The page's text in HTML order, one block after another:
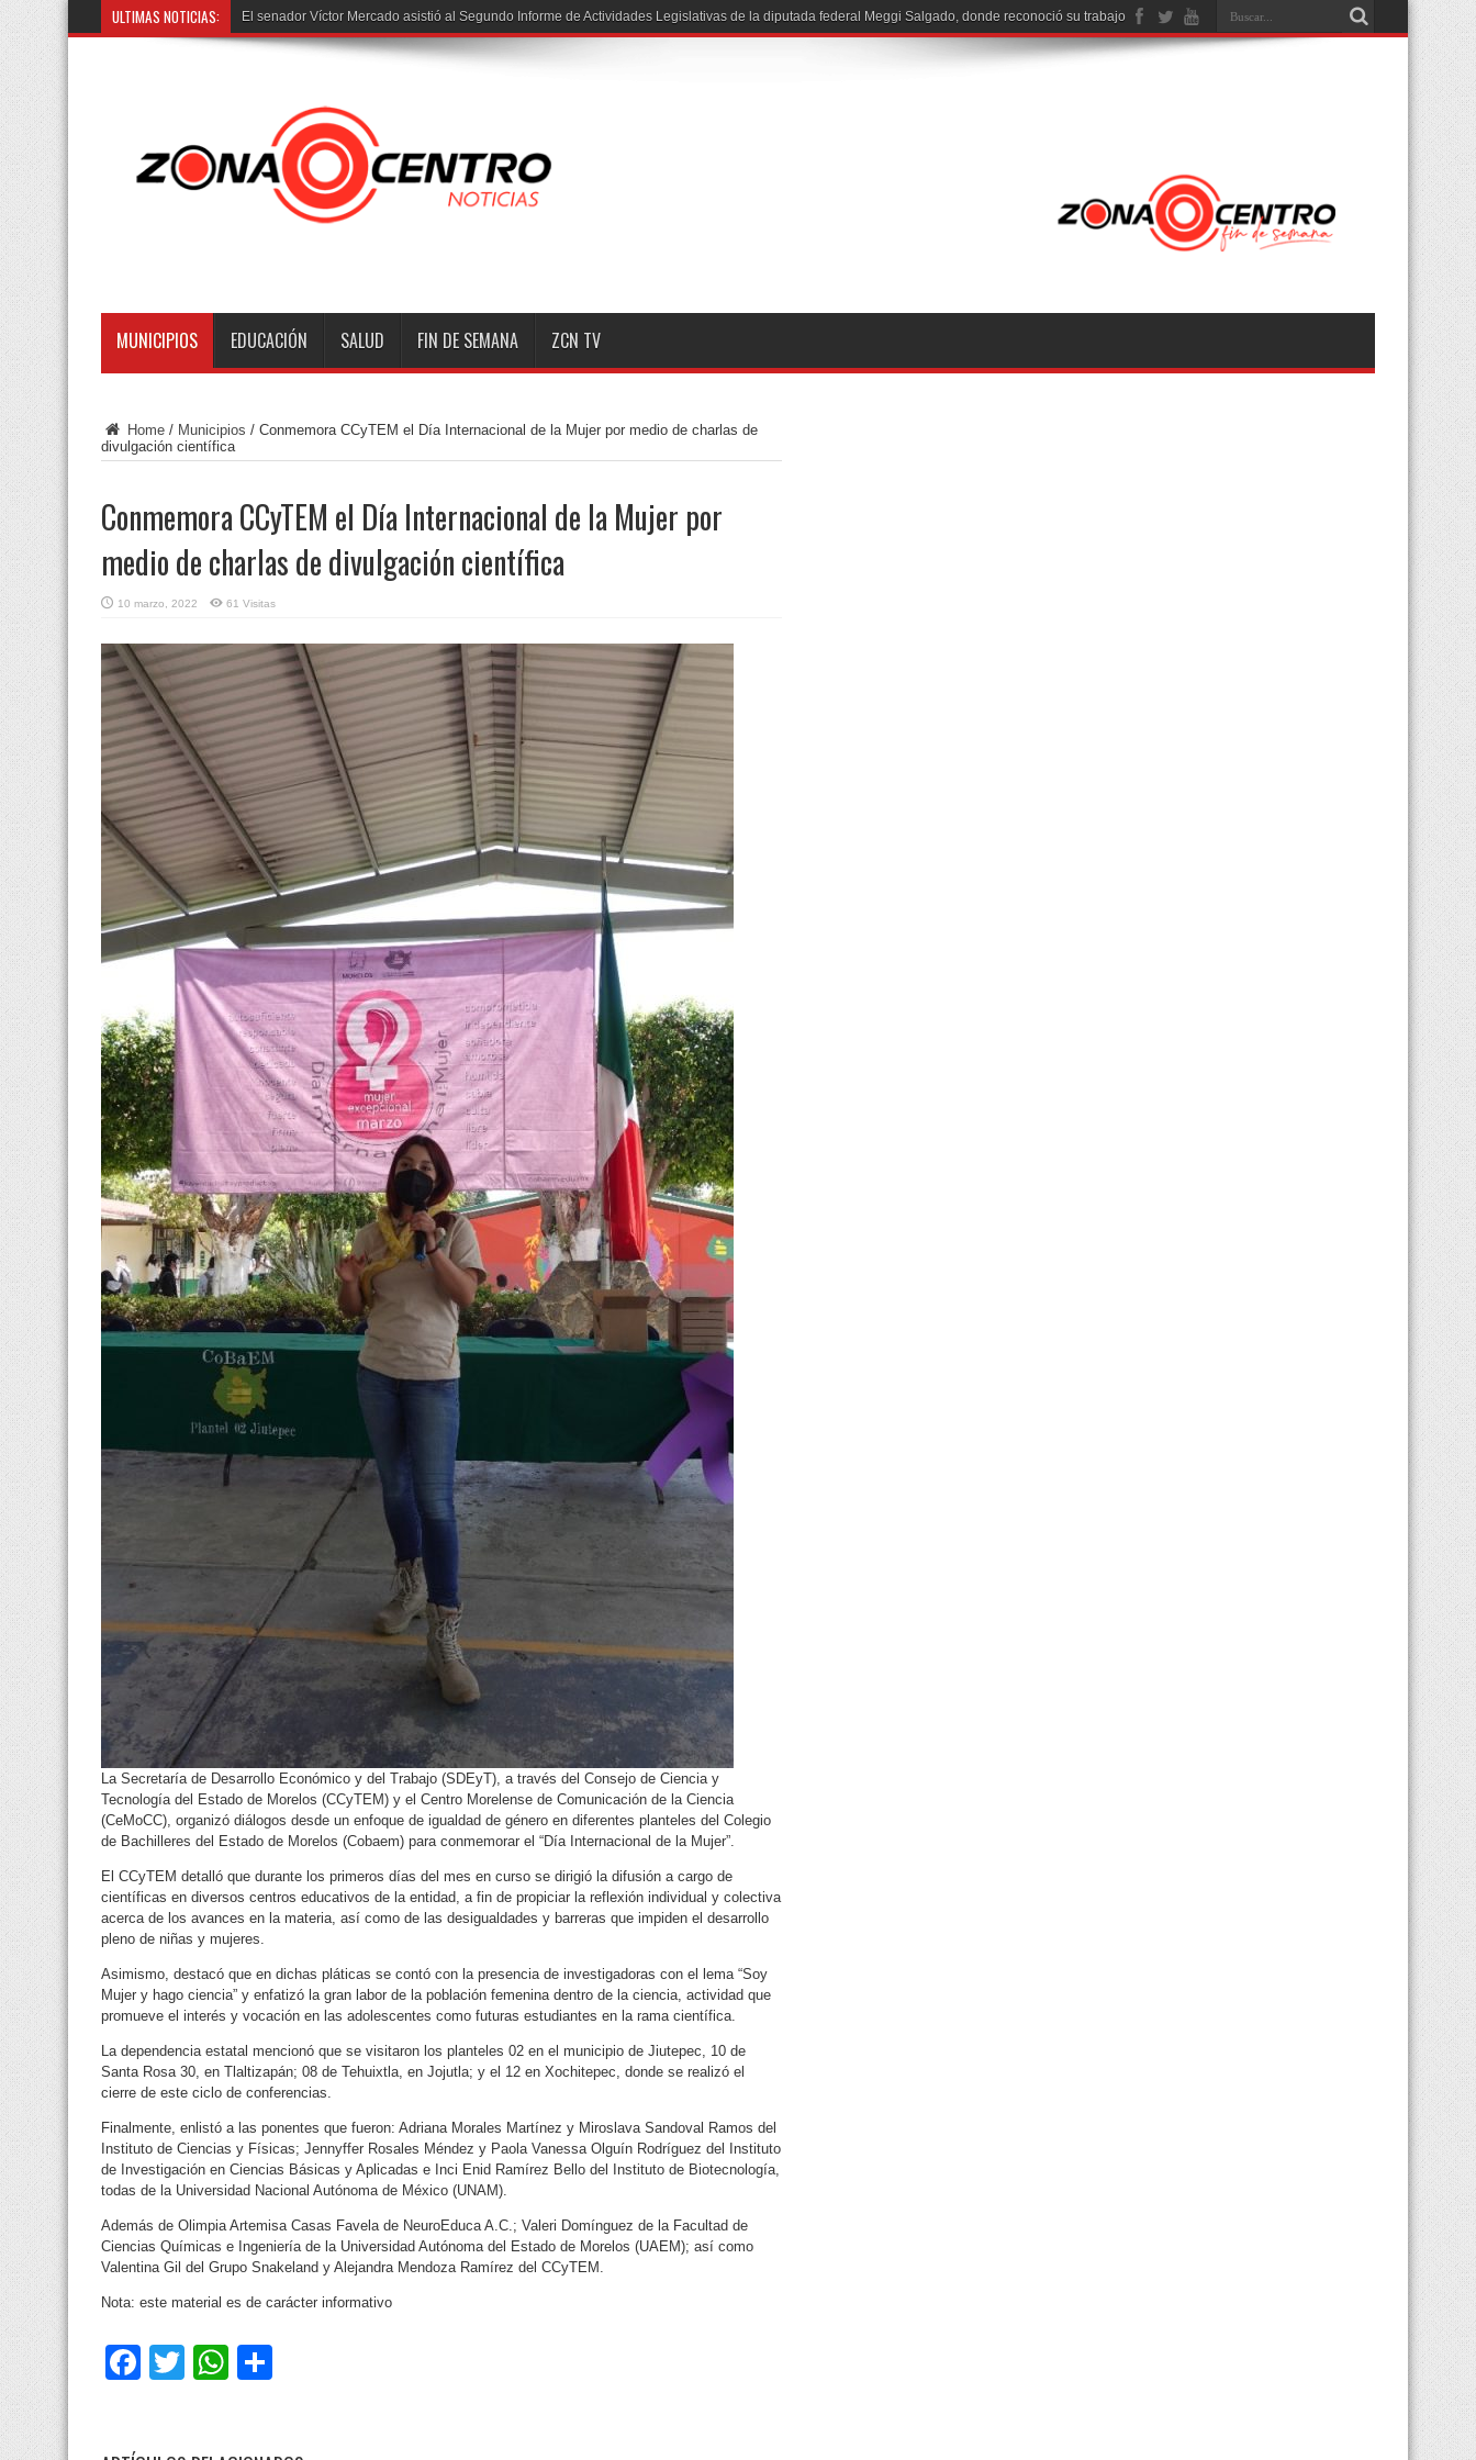
ULTIMAS NOTICIAS: Trasladan vía a
MUNICIPIOS EDUCACIÓN SALUD FIN DE SEMANA ZCN TV
Home / Municipios / Conmemora CCyTEM el Día Internacional de la Mujer por medio de charlas de
divulgación científica
Conmemora CCyTEM el Día Internacional de la Mujer por
medio de charlas de divulgación científica
10 marzo, 2022 61 Visitas
La Secretaría de Desarrollo Económico y del Trabajo (SDEyT), a través del Consejo de Ciencia y
Tecnología del Estado de Morelos (CCyTEM) y el Centro Morelense de Comunicación de la Ciencia
(CeMoCC), organizó diálogos desde un enfoque de igualdad de género en diferentes planteles del Colegio
de Bachilleres del Estado de Morelos (Cobaem) para conmemorar el “Día Internacional de la Mujer”.
El CCyTEM detalló que durante los primeros días del mes en curso se dirigió la difusión a cargo de
científicas en diversos centros educativos de la entidad, a fin de propiciar la reflexión individual y colectiva
acerca de los avances en la materia, así como de las desigualdades y barreras que impiden el desarrollo
pleno de niñas y mujeres.
Asimismo, destacó que en dichas pláticas se contó con la presencia de investigadoras con el lema “Soy
Mujer y hago ciencia” y enfatizó la gran labor de la población femenina dentro de la ciencia, actividad que
promueve el interés y vocación en las adolescentes como futuras estudiantes en la rama científica.
La dependencia estatal mencionó que se visitaron los planteles 02 en el municipio de Jiutepec, 10 de
Santa Rosa 30, en Tlaltizapán; 08 de Tehuixtla, en Jojutla; y el 12 en Xochitepec, donde se realizó el
cierre de este ciclo de conferencias.
Finalmente, enlistó a las ponentes que fueron: Adriana Morales Martínez y Miroslava Sandoval Ramos del
Instituto de Ciencias y Físicas; Jennyffer Rosales Méndez y Paola Vanessa Olguín Rodríguez del Instituto
de Investigación en Ciencias Básicas y Aplicadas e Inci Enid Ramírez Bello del Instituto de Biotecnología,
todas de la Universidad Nacional Autónoma de México (UNAM).
Además de Olimpia Artemisa Casas Favela de NeuroEduca A.C.; Valeri Domínguez de la Facultad de
Ciencias Químicas e Ingeniería de la Universidad Autónoma del Estado de Morelos (UAEM); así como
Valentina Gil del Grupo Snakeland y Alejandra Mendoza Ramírez del CCyTEM.
Nota: este material es de carácter informativo
Facebook
TwitterWhatsApp